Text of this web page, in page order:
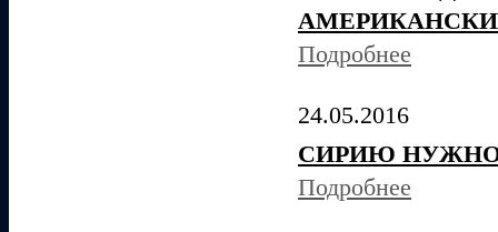
Подробнее
24.05.2016
СИРИЮ НУЖНО
Подробнее